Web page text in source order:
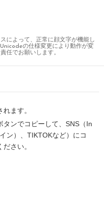
によって、正常に顔文字が機能し
の仕様変更により動作が変
任でお願いします。
ます。
ンでコピーして、SNS（In
ン）、TIKTOKなど）にコ
さい。